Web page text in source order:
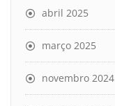
abril 2025
março 2025
novembro 2024